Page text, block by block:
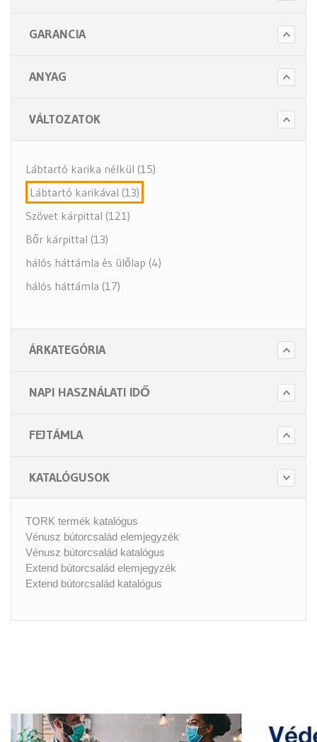
GARANCIA
ANYAG
VÁLTOZATOK
Lábtartó karika nélkül (15)
Lábtartó karikával (13)
Szövet kárpittal (121)
Bőr kárpittal (13)
hálós háttámla és ülőlap (4)
hálós háttámla (17)
ÁRKATEGÓRIA
NAPI HASZNÁLATI IDŐ
FEJTÁMLA
KATALÓGUSOK
TORK termék katalógus
Vénusz bútorcsalád elemjegyzék
Vénusz bútorcsalád katalógus
Extend bútorcsalád elemjegyzék
Extend bútorcsalád katalógus